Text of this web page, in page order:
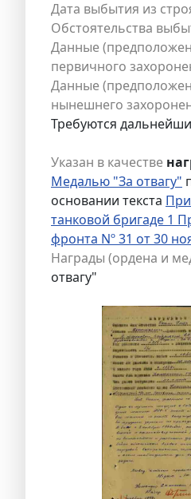
Дата выбытия из
Обстоятельства
Данные
первичного
Данные
нынешнего
Требуются
Указан в качестве
Медалью "За отвагу"
основании текста
танковой бригаде 1
фронта Nº 31 от 30
Награды (ордена и
отвагу"